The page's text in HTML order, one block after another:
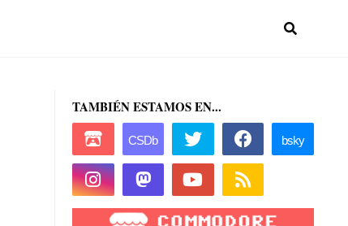
TAMBIÉN ESTAMOS EN...